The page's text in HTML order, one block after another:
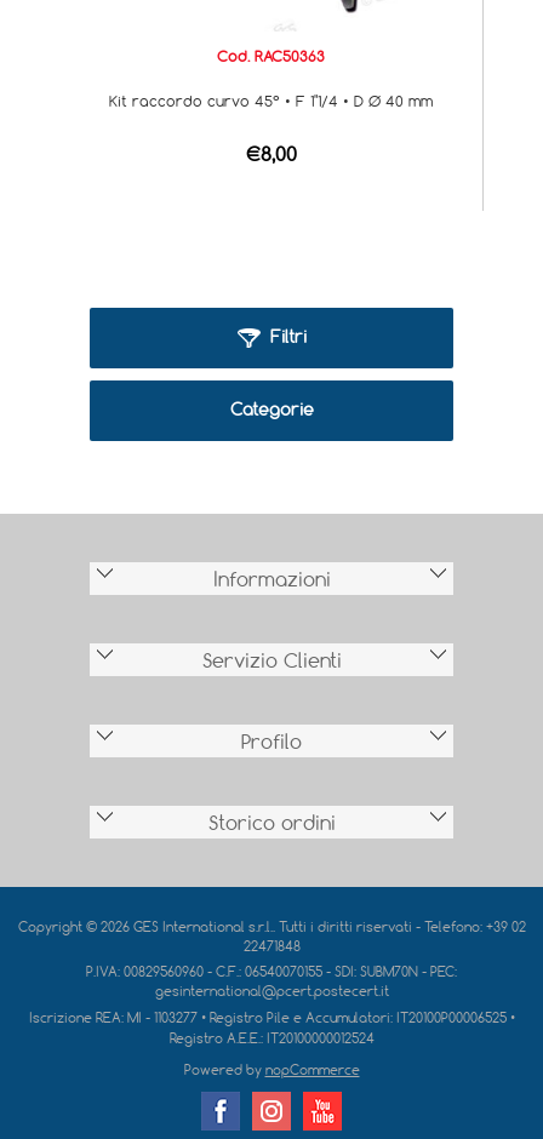
Cod. RAC50363
Kit raccordo curvo 45° • F 1"1/4 • D Ø 40 mm
€8,00
Filtri
Categorie
Informazioni
Servizio Clienti
Profilo
Storico ordini
Copyright © 2026 GES International s.r.l.. Tutti i diritti riservati - Telefono: +39 02
22471848
P.IVA: 00829560960 - C.F.: 06540070155 - SDI: SUBM70N - PEC:
gesinternational@pcert.postecert.it
Iscrizione REA: MI - 1103277• Registro Pile e Accumulatori: IT20100P00006525•
Registro A.E.E.: IT20100000012524
Powered by nopCommerce